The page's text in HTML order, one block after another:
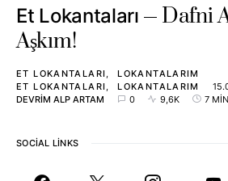
Et Lokantaları
Dafni
Aşkım!
ET LOKANTALARI
LOKANTALARIM
ET LOKANTALARI
LOKANTALARIM
DEVRIM ALP ARTAM
0 9,6K 7 MIN
SOCIAL LINKS